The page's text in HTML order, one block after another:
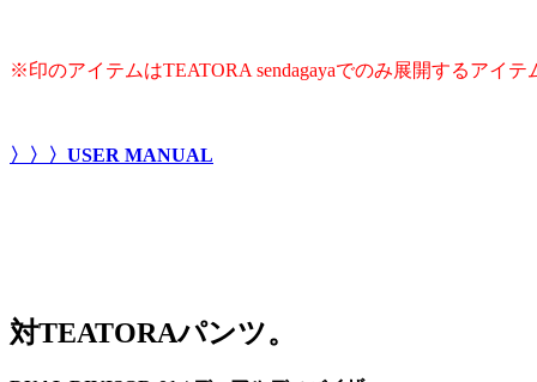
※印のアイテムはTEATORA sendagayaでのみ展開するアイテ
〉〉〉USER MANUAL
対TEATORAパンツ。